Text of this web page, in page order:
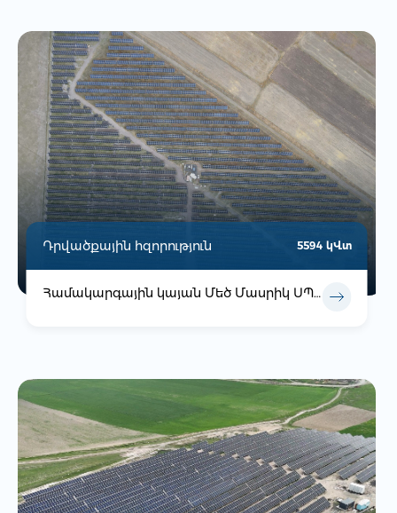
Դրվածքային հզորություն 5594 կՎտ
Համակարգային կայան Մեծ Մասրիկ ՍՊԸ